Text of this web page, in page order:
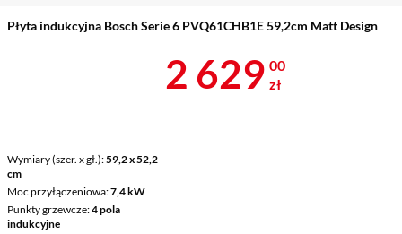
Płyta indukcyjna Bosch Serie 6 PVQ61CHB1E 59,2cm Matt Design
Wymiary (szer. x gł.) 59,2 x 52,2
cm
Moc przyłączeniowa 7,4 kW
Punkty grzewcze 4 pola
indukcyjne
Cena 2 629 zł
2 629 00
zł